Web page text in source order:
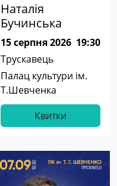
Наталія
Бучинська
15 серпня 2026 19:30
Трускавець
Палац культури ім.
Т.Шевченка
Квитки